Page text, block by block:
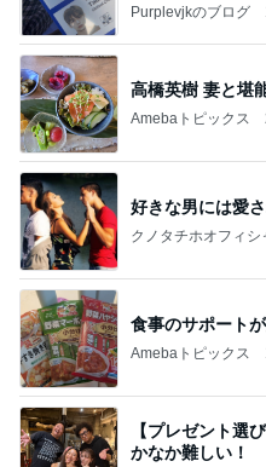
Purplevjkのブログ
高橋英樹 妻と堪
Amebaトピックス
好きな男には愛
クノタチホオフィシ
食事のサポート
Amebaトピックス
【プレゼント選
かなか難しい！